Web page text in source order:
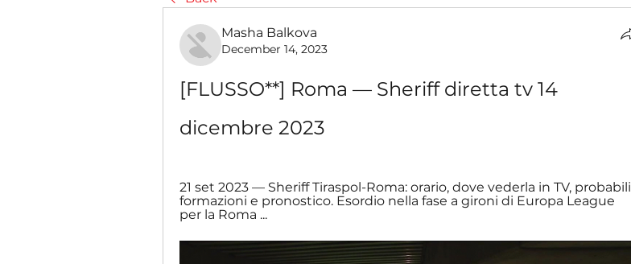
Masha Balkova
December 14, 2023
[FLUSSO**] Roma — Sheriff diretta tv 14
dicembre 2023
21 set 2023 — Sheriff Tiraspol-Roma: orario, dove vederla in TV, probabili
formazioni e pronostico. Esordio nella fase a gironi di Europa League
per la Roma ...